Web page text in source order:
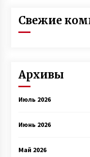
Свежие
Архивы
Июль 2026
Июнь 2026
Май 2026